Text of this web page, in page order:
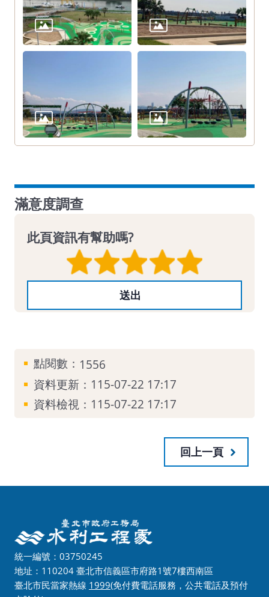
滿意度調查
此頁資訊有幫助嗎?
點閱數： 1556
資料更新： 115-07-22 17:17
資料檢視： 115-07-22 17:17
回上一頁
統一編號：03750245
地址：110204 臺北市信義區市府路1號7樓西南區
臺北市民當家熱線 1999(免付費電話服務，公共電話及預付